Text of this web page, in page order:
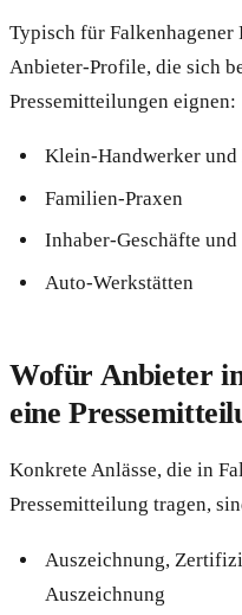
Typisch für Falkenhagener
Anbieter-Profile, die sich
Pressemitteilungen eignen:
Klein-Handwerker und
Familien-Praxen
Inhaber-Geschäfte und
Auto-Werkstätten
Wofür Anbieter
eine
Konkrete Anlässe, die in
Pressemitteilung tragen,
Auszeichnung,
Auszeichnung